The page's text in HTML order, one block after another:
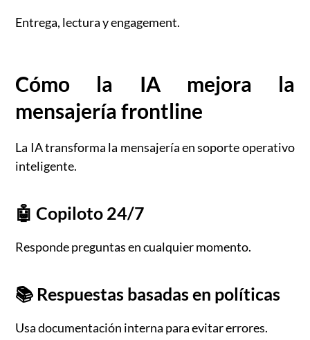
Entrega, lectura y engagement.
Cómo la IA mejora la
mensajería frontline
La IA transforma la mensajería en soporte operativo
inteligente.
🤖 Copiloto 24/7
Responde preguntas en cualquier momento.
📚 Respuestas basadas en políticas
Usa documentación interna para evitar errores.